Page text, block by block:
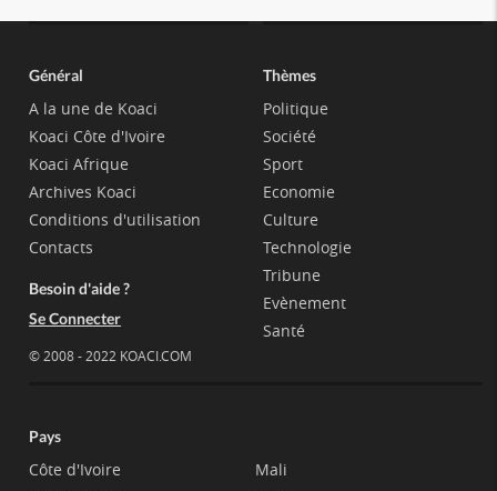
Général
A la une de Koaci
Koaci Côte d'Ivoire
Koaci Afrique
Archives Koaci
Conditions d'utilisation
Contacts
Besoin d'aide ?
Se Connecter
© 2008 - 2022 KOACI.COM
Thèmes
Politique
Société
Sport
Economie
Culture
Technologie
Tribune
Evènement
Santé
Pays
Côte d'Ivoire
Mali